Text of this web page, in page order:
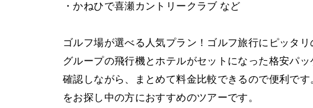
・かねひで喜瀬カントリークラブ など
ゴルフ場が選べる人気プラン！ゴルフ旅行にピッタ
グループの飛行機とホテルがセットになった格安パ
確認しながら、まとめて料金比較できるので便利で
をお探し中の方におすすめのツアーです。